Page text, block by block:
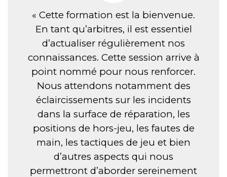
« Cette formation est la bienvenue.
En tant qu’arbitres, il est essentiel
d’actualiser régulièrement nos
connaissances. Cette session arrive à
point nommé pour nous renforcer.
Nous attendons notamment des
éclaircissements sur les incidents
dans la surface de réparation, les
positions de hors-jeu, les fautes de
main, les tactiques de jeu et bien
d’autres aspects qui nous
permettront d’aborder sereinement